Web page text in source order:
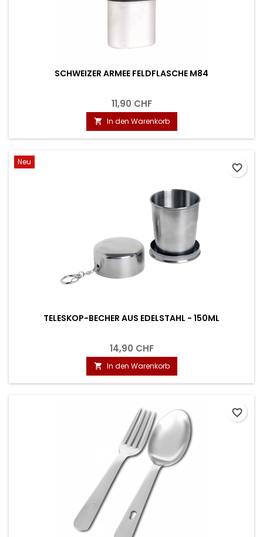
SCHWEIZER ARMEE FELDFLASCHE M84
11,90 CHF
 In den Warenkorb
Neu
TELESKOP-BECHER AUS EDELSTAHL - 150ML
14,90 CHF
 In den Warenkorb
favorite_border
favorite_border